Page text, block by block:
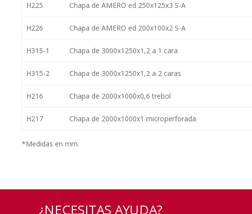
H225 Chapa de AMERO ed 250x125x3 S-A
H226 Chapa de AMERO ed 200x100x2 S-A
H315-1 Chapa de 3000x1250x1,2 a 1 cara
H315-2 Chapa de 3000x1250x1,2 a 2 caras
H216 Chapa de 2000x1000x0,6 trebol
H217 Chapa de 2000x1000x1 microperforada
*Medidas en mm.
¿NECESITAS AYUDA?